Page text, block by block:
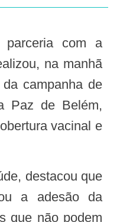
na manhã
campanha de
Paz de Belém,
vacinal e
a adesão da
que não podem